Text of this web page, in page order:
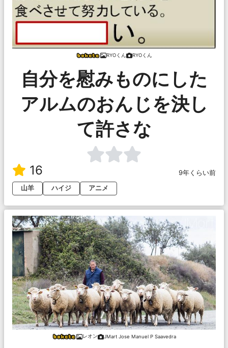
RYOくん RYOくん
自分を慰みものにした
アルムのおんじを決し
て許さな
16
9年くらい前
山羊
ハイジ アニメ
レオン JMart Jose Manuel P Saavedra